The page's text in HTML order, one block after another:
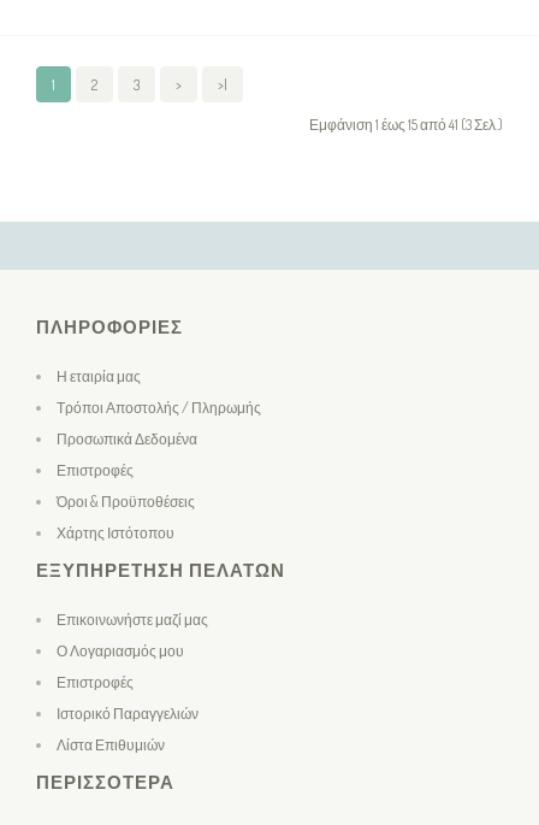
1 2 3 > >|
Εμφάνιση 1 έως 15 από 41 (3 Σελ.)
ΠΛΗΡΟΦΟΡΊΕΣ
Η εταιρία μας
Τρόποι Αποστολής / Πληρωμής
Προσωπικά Δεδομένα
Επιστροφές
Όροι & Προϋποθέσεις
Χάρτης Ιστότοπου
ΕΞΥΠΗΡΈΤΗΣΗ ΠΕΛΑΤΏΝ
Επικοινωνήστε μαζί μας
Ο Λογαριασμός μου
Επιστροφές
Ιστορικό Παραγγελιών
Λίστα Επιθυμιών
ΠΕΡΙΣΣΌΤΕΡΑ